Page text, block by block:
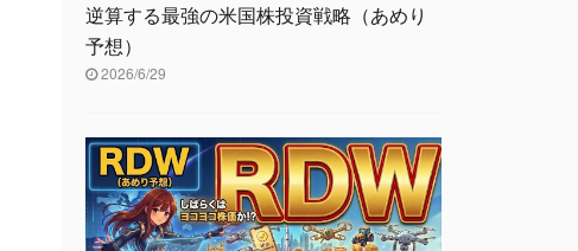
逆算する最強の米国株投資戦略（あめり
予想）
2026/6/29